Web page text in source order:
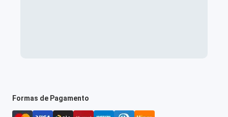
Formas de Pagamento